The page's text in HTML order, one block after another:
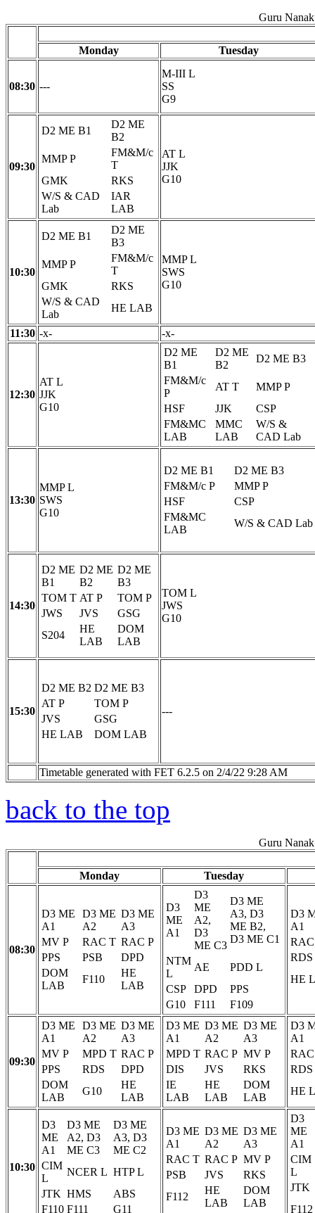
Guru
Monday Tuesday
08:30 ---
M-III L
SS
G9
09:30
D2 ME B1
D2 ME
B2
MMP P
FM&M/c
T
GMK
RKS
W/S & CAD
Lab
IAR
LAB
AT L
JJK
G10
10:30
D2 ME B1
D2 ME
B3
MMP P
FM&M/c
T
GMK
RKS
W/S & CAD
Lab
HE LAB
MMP L
SWS
G10
11:30 -x- -x-
12:30
AT L
JJK
G10
D2 ME
B1
D2 ME
B2
D2 ME B3
FM&M/c
P
AT T
MMP P
HSF
JJK
CSP
FM&MC
LAB
MMC
LAB
W/S &
CAD Lab
13:30
MMP L
SWS
G10
D2 ME B1
D2 ME B3
FM&M/c P
MMP P
HSF
CSP
FM&MC
LAB
W/S & CAD Lab
14:30
D2 ME
B1
D2 ME
B2
D2 ME
B3
TOM T AT P
TOM P
JWS
JVS
GSG
S204
HE
LAB
DOM
LAB
TOM L
JWS
G10
15:30
D2 ME B2 D2 ME B3
AT P
TOM P
JVS
GSG
HE LAB
DOM LAB
---
Timetable generated with FET 6.2.5 on 2/4/22 9:28 AM
back to the top
Guru
Monday Tuesday
08:30
D3 ME
A1
D3 ME
A2
D3 ME
A3
MV P
RAC T RAC P
PPS
PSB
DPD
DOM
LAB
F110
HE
LAB
D3
ME
A1
D3
ME
A2,
D3
ME C3
D3 ME
A3, D3
ME B2,
D3 ME C1
NTM
L
AE
PDD L
CSP
DPD
PPS
G10
F111 F109
D3
A1
RDS
HE
09:30
D3 ME
A1
D3 ME
A2
D3 ME
A3
MV P
MPD T RAC P
PPS
RDS
DPD
DOM
LAB
G10
HE
LAB
D3 ME
A1
D3 ME
A2
D3 ME
A3
MPD T RAC P MV P
DIS
JVS
RKS
IE
LAB
HE
LAB
DOM
LAB
D3
A1
RDS
HE
10:30
D3
ME
A1
D3 ME
A2, D3
ME C3
D3 ME
A3, D3
ME C2
CIM
L
NCER L HTP L
JTK HMS
ABS
F110 F111 G11
D3 ME
A1
D3 ME
A2
D3 ME
A3
RAC T RAC P MV P
PSB
JVS
RKS
F112
HE
LAB
DOM
LAB
D3
ME
A1
CIM
L
JTK
F112